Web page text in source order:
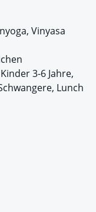
Vinyasa
3-6 Jahre,
Lunch